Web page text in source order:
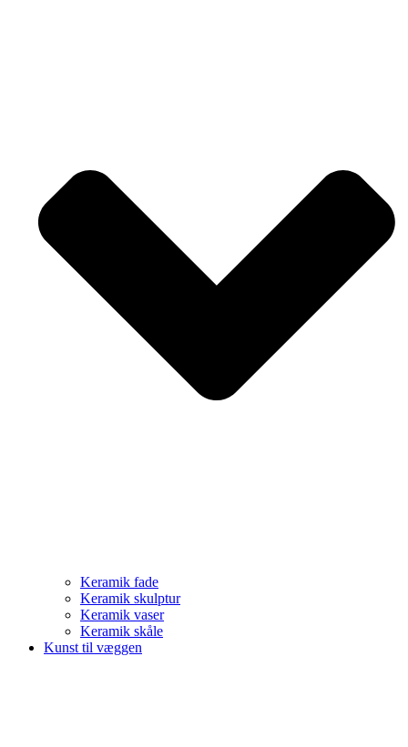
Keramik fade
Keramik skulptur
Keramik vaser
Keramik skåle
Kunst til væggen